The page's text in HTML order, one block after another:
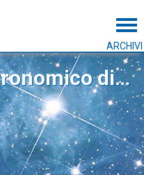
ARCHIVI
Osservatorio Astronomico di Padova